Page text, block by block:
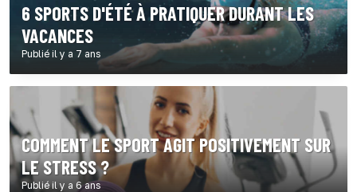
6 SPORTS D'ÉTÉ À PRATIQUER DURANT LES
VACANCES
Publié il y a 7 ans
COMMENT LE SPORT AGIT POSITIVEMENT SUR
LE STRESS ?
Publié il y a 6 ans